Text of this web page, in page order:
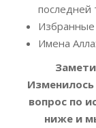
последней
Избранные
Изменилось
вопрос по
ниже и